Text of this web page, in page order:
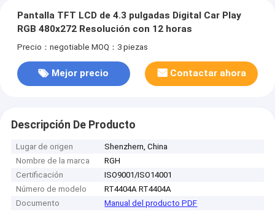
Pantalla TFT LCD de 4.3 pulgadas Digital Car Play
RGB 480x272 Resolución con 12 horas
Precio：negotiable MOQ：3 piezas
Mejor precio Contactar ahora
Descripción De Producto
Lugar de origen
Shenzhern, China
Nombre de la marca
RGH
Certificación
ISO9001/ISO14001
Número de modelo
RT4404A RT4404A
Documento
Manual del producto PDF